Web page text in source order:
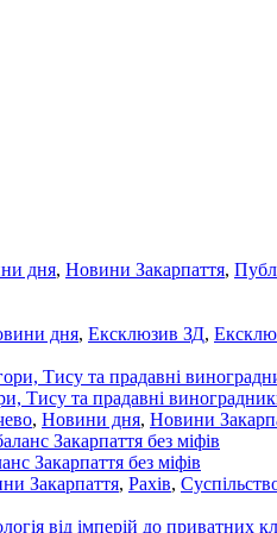
дня, Новини Закарпаття,
дня, Ексклюзив ЗД,
Тису та прадавні
, Новини дня, Новини
Закарпаття без міфів
Закарпаття, Рахів,
від імперій до приватних